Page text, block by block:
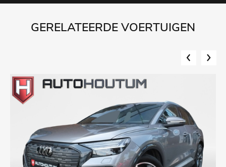
GERELATEERDE VOERTUIGEN